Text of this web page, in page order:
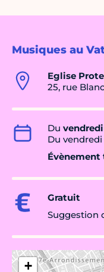
Musiques au
Eglise
25, rue
Du
Du
Gratuit
Suggestion
+